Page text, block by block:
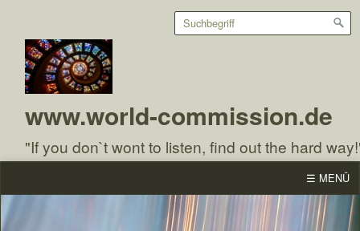
www.world-commission.de
"If you don`t wont to listen, find out the hard
☰ MENÜ